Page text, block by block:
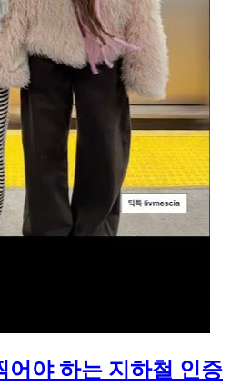
어야 하는 지하철 인증